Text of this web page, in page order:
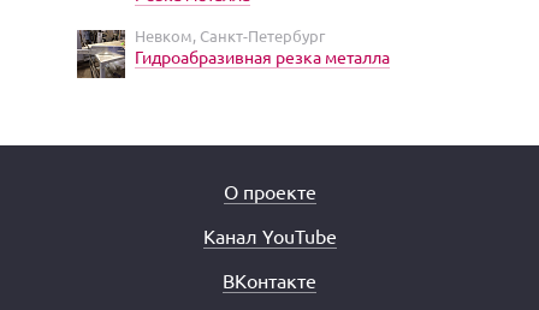
Невком, Санкт-Петербург
Гидроабразивная резка металла
О проекте
Канал YouTube
ВКонтакте